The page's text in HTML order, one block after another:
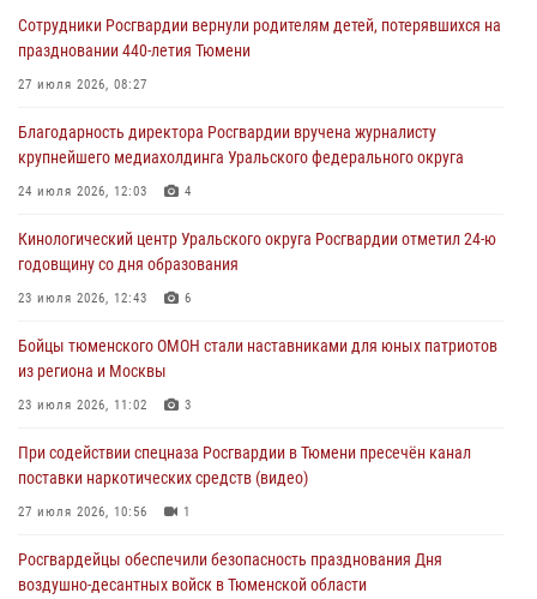
масштабных спортивных событий на Урале
05 августа 2026, 05:22
виновника ДТП
05 августа 2026, 05:15
труженицу тыла из Тюмени
04 августа 2026, 11:07
условиях в Тюменской области (видео)
04 августа 2026, 06:28
Сотрудники Росгвардии вернули родителям детей, потерявшихся на
праздновании 440-летия Тюмени
27 июля 2026, 08:27
Благодарность директора Росгвардии вручена журналисту
крупнейшего медиахолдинга Уральского федерального округа
24 июля 2026, 12:03 4
Кинологический центр Уральского округа Росгвардии отметил 24-ю
годовщину со дня образования
23 июля 2026, 12:43 6
Бойцы тюменского ОМОН стали наставниками для юных патриотов
из региона и Москвы
23 июля 2026, 11:02 3
При содействии спецназа Росгвардии в Тюмени пресечён канал
поставки наркотических средств (видео)
27 июля 2026, 10:56 1
Росгвардейцы обеспечили безопасность празднования Дня
воздушно-десантных войск в Тюменской области